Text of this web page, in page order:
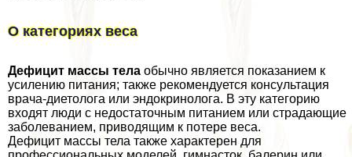
О категориях веса
Дефицит массы тела обычно является показанием к
усилению питания; также рекомендуется консультация
врача-диетолога или эндокринолога. В эту категорию
входят люди с недостаточным питанием или страдающие
заболеванием, приводящим к потере веса.
Дефицит массы тела также хаpaктерен для